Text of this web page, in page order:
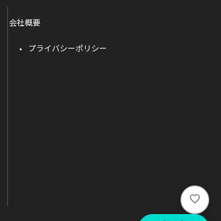
い
ね
会社概要
プライバシーポリシー